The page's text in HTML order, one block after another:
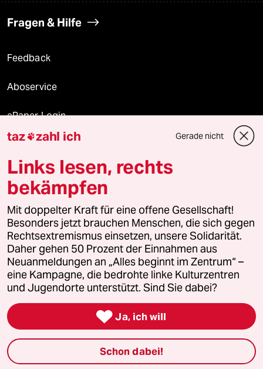
Fragen & Hilfe
Feedback
Aboservice
ePaper Login
Downloads für Abonnierende
© 2026 taz Verlags und Vertriebs GmbH
Alle Rechte vorbehalten. Bei rechtlichen Fragen oder für Genehmigungen
wenden Sie sich bitte an
lizenzen@taz.de
Feedback Redaktionsstatut Kommune-Richtlinien
Leitlinie Informant Datenschutz Impressum AGB
Seitenwende Einwilligungen widerrufen (Ads)
taz zahl ich Gerade nicht
Links lesen, rechts
bekämpfen
Mit doppelter Kraft für eine offene Gesellschaft!
Besonders jetzt brauchen Menschen, die sich gegen
Rechtsextremismus einsetzen, unsere Solidarität.
Daher gehen 50 Prozent der Einnahmen aus
Neuanmeldungen an „Alles beginnt im Zentrum“ –
eine Kampagne, die bedrohte linke Kulturzentren
und Jugendorte unterstützt. Sind Sie dabei?
 Ja, ich will
Schon dabei!